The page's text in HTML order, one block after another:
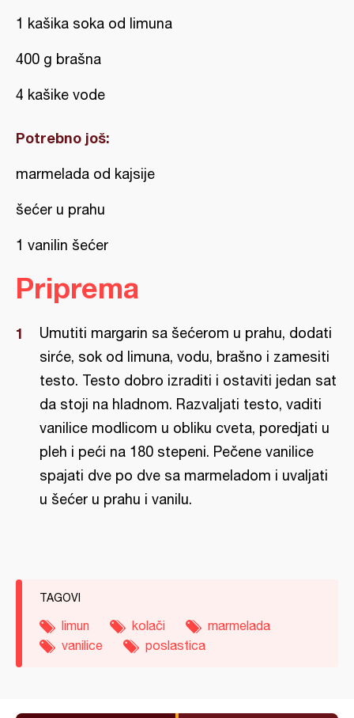
1 kašika soka od limuna
400 g brašna
4 kašike vode
Potrebno još:
marmelada od kajsije
šećer u prahu
1 vanilin šećer
Priprema
Umutiti margarin sa šećerom u prahu, dodati
sirće, sok od limuna, vodu, brašno i zamesiti
testo. Testo dobro izraditi i ostaviti jedan sat
da stoji na hladnom. Razvaljati testo, vaditi
vanilice modlicom u obliku cveta, poredjati u
pleh i peći na 180 stepeni. Pečene vanilice
spajati dve po dve sa marmeladom i uvaljati
u šećer u prahu i vanilu.
TAGOVI
limun kolači
marmelada
vanilice
poslastica